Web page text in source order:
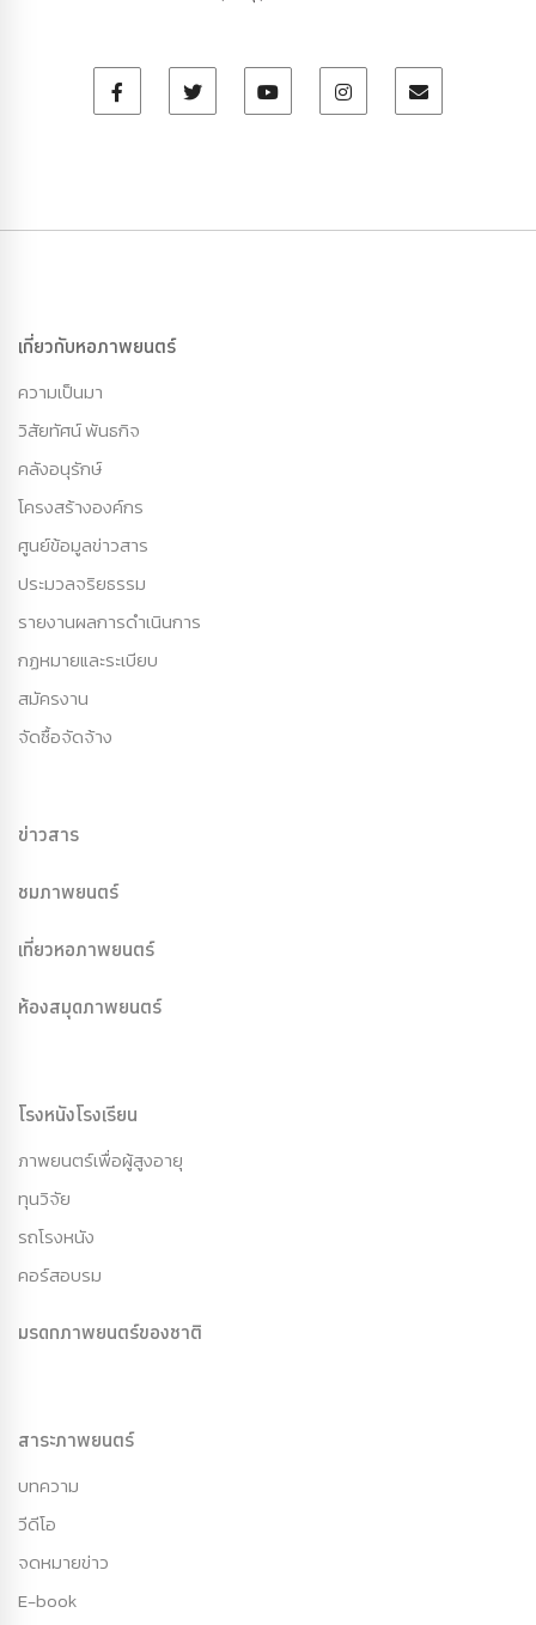
เกี่ยวกับหอภาพยนตร์
ความเป็นมา
วิสัยทัศน์ พันธกิจ
คลังอนุรักษ์
โครงสร้างองค์กร
ศูนย์ข้อมูลข่าวสาร
ประมวลจริยธรรม
รายงานผลการดำเนินการ
กฏหมายและระเบียบ
สมัครงาน
จัดซื้อจัดจ้าง
ข่าวสาร
ชมภาพยนตร์
เที่ยวหอภาพยนตร์
ห้องสมุดภาพยนตร์
โรงหนังโรงเรียน
ภาพยนตร์เพื่อผู้สูงอายุ
ทุนวิจัย
รถโรงหนัง
คอร์สอบรม
มรดกภาพยนตร์ของชาติ
สาระภาพยนตร์
บทความ
วีดีโอ
จดหมายข่าว
E-book